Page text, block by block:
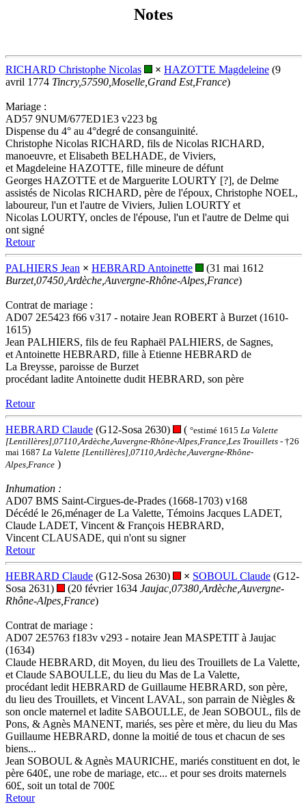
Notes
RICHARD Christophe Nicolas × HAZOTTE Magdeleine (9
avril 1774 Tincry,57590,Moselle,Grand Est,France)
Mariage :
AD57 9NUM/677ED1E3 v223 bg
Dispense du 4° au 4°degré de consanguinité.
Christophe Nicolas RICHARD, fils de Nicolas RICHARD,
manoeuvre, et Elisabeth BELHADE, de Viviers,
et Magdeleine HAZOTTE, fille mineure de défunt
Georges HAZOTTE et de Marguerite LOURTY [?], de Delme
assistés de Nicolas RICHARD, père de l'époux, Christophe NOEL,
laboureur, l'un et l'autre de Viviers, Julien LOURTY et
Nicolas LOURTY, oncles de l'épouse, l'un et l'autre de Delme qui
ont signé
Retour
PALHIERS Jean × HEBRARD Antoinette
(31 mai 1612
Burzet,07450,Ardèche,Auvergne-Rhône-Alpes,France)
Contrat de mariage :
AD07 2E5423 f66 v317 - notaire Jean ROBERT à Burzet (1610-
1615)
Jean PALHIERS, fils de feu Raphaël PALHIERS, de Sagnes,
et Antoinette HEBRARD, fille à Etienne HEBRARD de
La Breysse, paroisse de Burzet
procédant ladite Antoinette dudit HEBRARD, son père
Retour
HEBRARD Claude (G12-Sosa 2630) ( °estimé 1615 La Valette
[Lentillères],07110,Ardèche,Auvergne-Rhône-Alpes,France,Les Trouillets - †26
mai 1687 La Valette [Lentillères],07110,Ardèche,Auvergne-Rhône-
Alpes,France )
Inhumation :
AD07 BMS Saint-Cirgues-de-Prades (1668-1703) v168
Décédé le 26,ménager de La Valette, Témoins Jacques LADET,
Claude LADET, Vincent & François HEBRARD,
Vincent CLAUSADE, qui n'ont su signer
Retour
HEBRARD Claude (G12-Sosa 2630) × SOBOUL Claude (G12-
Sosa 2631)
(20 février 1634 Jaujac,07380,Ardèche,Auvergne-
Rhône-Alpes,France)
Contrat de mariage :
AD07 2E5763 f183v v293 - notaire Jean MASPETIT à Jaujac
(1634)
Claude HEBRARD, dit Moyen, du lieu des Trouillets de La Valette,
et Claude SABOULLE, du lieu du Mas de La Valette,
procédant ledit HEBRARD de Guillaume HEBRARD, son père,
du lieu des Trouillets, et Vincent LAVAL, son parrain de Niègles &
son oncle maternel et ladite SABOULLE, de Jean SOBOUL, fils de
Pons, & Agnès MANENT, mariés, ses père et mère, du lieu du Mas
Guillaume HEBRARD, donne la moitié de tous et chacun de ses
biens...
Jean SOBOUL & Agnès MAURICHE, mariés constituent en dot, le
père 640£, une robe de mariage, etc... et pour ses droits maternels
60£, soit un total de 700£
Retour